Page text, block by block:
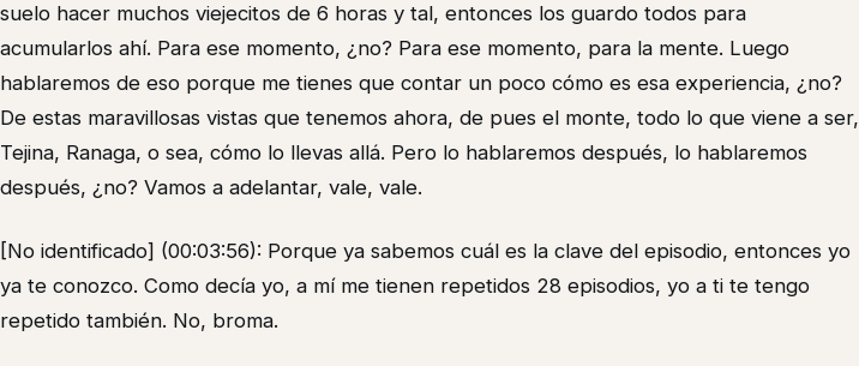
suelo hacer muchos viejecitos de 6 horas y tal, entonces los guardo todos para
acumularlos ahí. Para ese momento, ¿no? Para ese momento, para la mente. Luego
hablaremos de eso porque me tienes que contar un poco cómo es esa experiencia, ¿no?
De estas maravillosas vistas que tenemos ahora, de pues el monte, todo lo que viene a ser,
Tejina, Ranaga, o sea, cómo lo llevas allá. Pero lo hablaremos después, lo hablaremos
después, ¿no? Vamos a adelantar, vale, vale.
[No identificado] (00:03:56): Porque ya sabemos cuál es la clave del episodio, entonces yo
ya te conozco. Como decía yo, a mí me tienen repetidos 28 episodios, yo a ti te tengo
repetido también. No, broma.